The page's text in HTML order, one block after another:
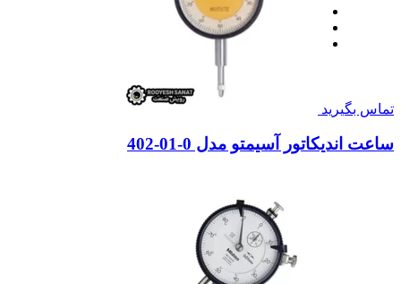
تماس بگیرید
ساعت اندیکاتور آسیمتو مدل 0-01-402